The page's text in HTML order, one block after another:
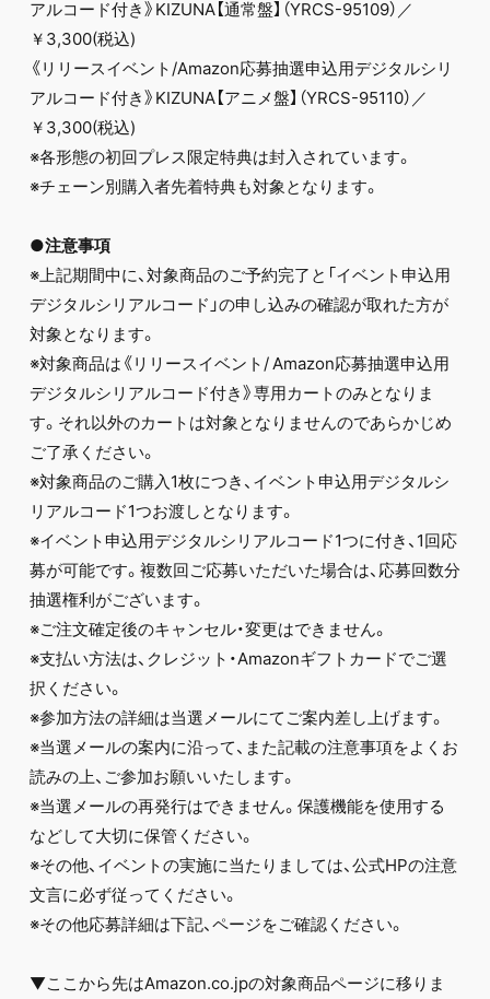
アルコード付き》KIZUNA【通常盤】（YRCS-95109）／
￥3,300(税込)
《リリースイベント/Amazon応募抽選申込用デジタルシリ
アルコード付き》KIZUNA【アニメ盤】（YRCS-95110）／
￥3,300(税込)
※各形態の初回プレス限定特典は封入されています。
※チェーン別購入者先着特典も対象となります。
●注意事項
※上記期間中に、対象商品のご予約完了と「イベント申込用
デジタルシリアルコード」の申し込みの確認が取れた方が
対象となります。
※対象商品は《リリースイベント/ Amazon応募抽選申込用
デジタルシリアルコード付き》専用カートのみとなりま
す。それ以外のカートは対象となりませんのであらかじめ
ご了承ください。
※対象商品のご購入1枚につき、イベント申込用デジタルシ
リアルコード1つお渡しとなります。
※イベント申込用デジタルシリアルコード1つに付き、1回応
募が可能です。複数回ご応募いただいた場合は、応募回数分
抽選権利がございます。
※ご注文確定後のキャンセル・変更はできません。
※支払い方法は、クレジット・Amazonギフトカードでご選
択ください。
※参加方法の詳細は当選メールにてご案内差し上げます。
※当選メールの案内に沿って、また記載の注意事項をよくお
読みの上、ご参加お願いいたします。
※当選メールの再発行はできません。保護機能を使用する
などして大切に保管ください。
※その他、イベントの実施に当たりましては、公式HPの注意
文言に必ず従ってください。
※その他応募詳細は下記、ページをご確認ください。
▼ここから先はAmazon.co.jpの対象商品ページに移りま